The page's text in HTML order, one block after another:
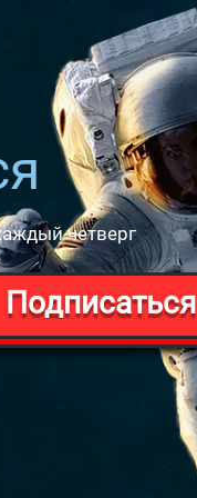
четверг
Подписаться